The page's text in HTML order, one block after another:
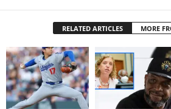
RELATED ARTICLES MORE